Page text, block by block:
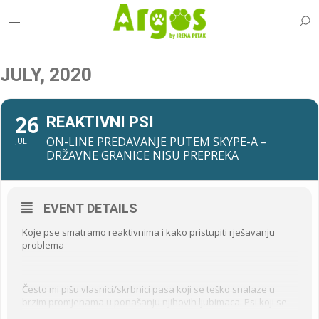
JULY, 2020
26
JUL
REAKTIVNI PSI
ON-LINE PREDAVANJE PUTEM SKYPE-A –
DRŽAVNE GRANICE NISU PREPREKA
EVENT DETAILS
Koje pse smatramo reaktivnima i kako pristupiti rješavanju
problema
Često mi pišu vlasnici/skrbnici pasa koji se teško snalaze u
brzim promjenama u ponašanju njihovih ljubimaca. Psi koji se